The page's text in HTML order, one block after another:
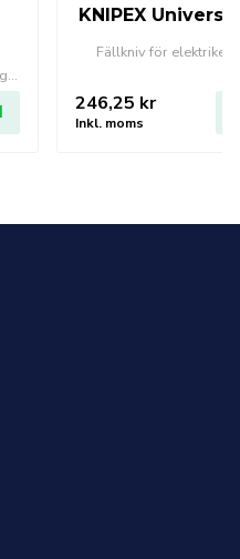
Den idealiska tången för kabeldragningsarbeten för att gripa och böja tråd.
KNIPEX
Fällkniv för elektriker.
246,25 kr
Inkl. moms